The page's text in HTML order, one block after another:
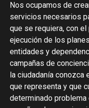
Nos ocupamos de
servicios necesarios
que se requiera, con
ejecución de los
entidades y
campañas de
la ciudadanía
que representa y que
determinado